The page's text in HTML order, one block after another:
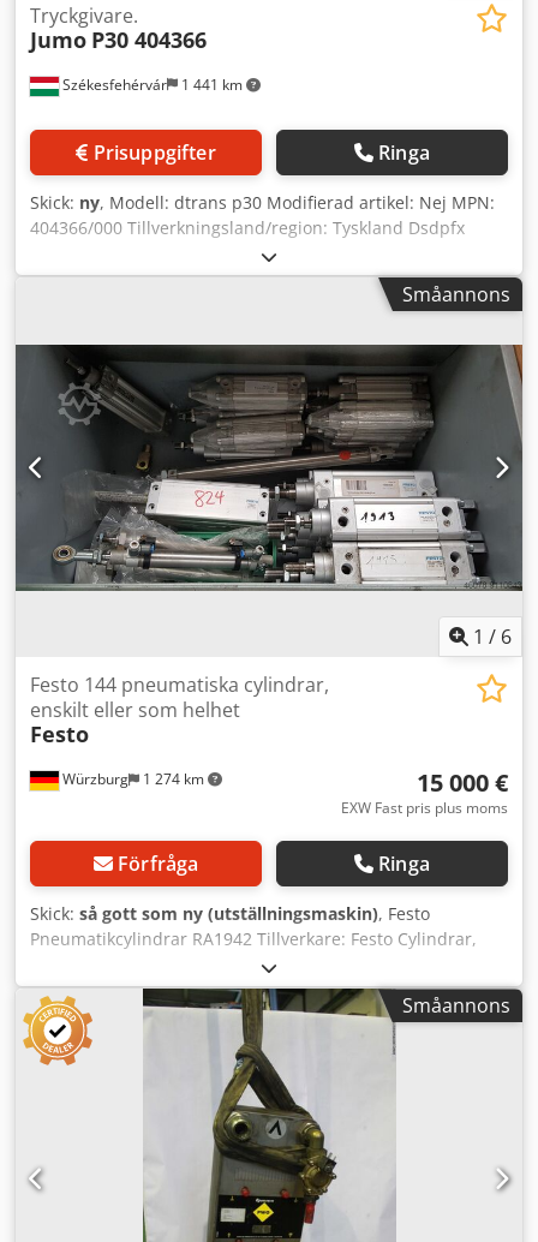
Székesfehérvár 1 441 km
Tryckgivare.
Jumo P30 404366
Prisuppgifter Ringa
Skick: ny, Modell: dtrans p30 Modifierad artikel: Nej MPN:
404366/000 Tillverkningsland/region: Tyskland Dsdpfx
Absh Rul Ejkekr Anpassat paket: Nej Märke: Jumo UPC: Ej
tillämplig
Småannons
1 / 6
Würzburg 1 274 km
Festo 144 pneumatiska cylindrar,
enskilt eller som helhet
Festo
15 000 €
EXW Fast pris plus moms
Förfråga Ringa
Skick: så gott som ny (utställningsmaskin), Festo
Pneumatikcylindrar RA1942 Tillverkare: Festo Cylindrar,
Delvis fortfarande originalförpackade. Angivna priser är
per styck. Dkedpek Abl Njfx Abkor 8 x ADVU-25-10-P-A
86,39 € 7 x ADVU-40-15-P-A 128,46 € 8 x ADVU-40-20-A-P-A
131,49 € 4 x ADVU-25-20-A-P-A 89,60 € 8 x DNC-63-160-PPV-
A 198,00 € 1 x DNC-50-125-PPV-A 165,03 € 7 x DNC-40-80-
PPV-A 139,50 € 1 x DNC-40-200-PPV-A 149,01 € 2 x DNU-32-
50-PPV-A pris på förfrågan 3 x STA-50-30-P-A-SA pris på
förfrågan 1 x FENG-40-200-KT+DNC-40-200-99A 624,99 € 1
x FENG-40-200-KT 474,99 € 4 x DMM-25-15-P-A 46,38 € 1 x
DFM-32-50-PA-GF 228,55 € 8 x DNC-32-40-PPV-A 120,54 € 1
x DNC-32-50-PPV-A 121,15 € 10 x DNC-32-80-PPV-A 122,93 €
Småannons